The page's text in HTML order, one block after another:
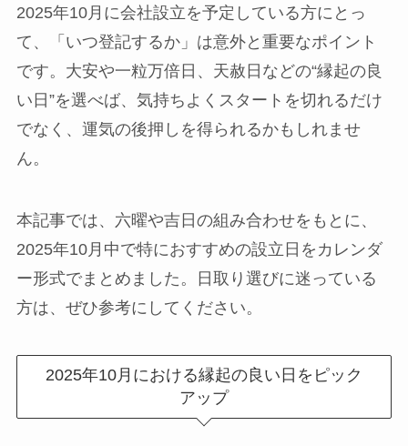
2025年10月に会社設立を予定している方にとっ
て、「いつ登記するか」は意外と重要なポイント
です。大安や一粒万倍日、天赦日などの“縁起の良
い日”を選べば、気持ちよくスタートを切れるだけ
でなく、運気の後押しを得られるかもしれませ
ん。
本記事では、六曜や吉日の組み合わせをもとに、
2025年10月中で特におすすめの設立日をカレンダ
ー形式でまとめました。日取り選びに迷っている
方は、ぜひ参考にしてください。
2025年10月における縁起の良い日をピック
アップ